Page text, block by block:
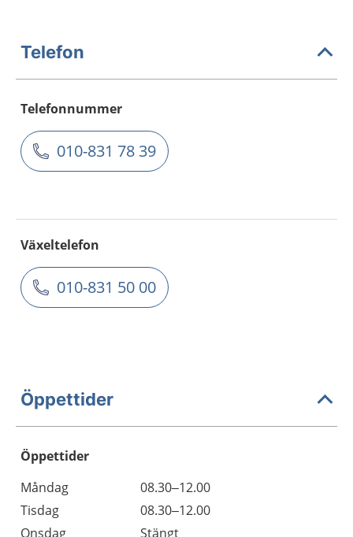
Telefon
Telefonnummer
010-831 78 39
Växeltelefon
010-831 50 00
Öppettider
Öppettider
Dag
Öppettider
Kommentarer
Måndag
08.30–12.00
Tisdag
08.30–12.00
Onsdag
Stängt